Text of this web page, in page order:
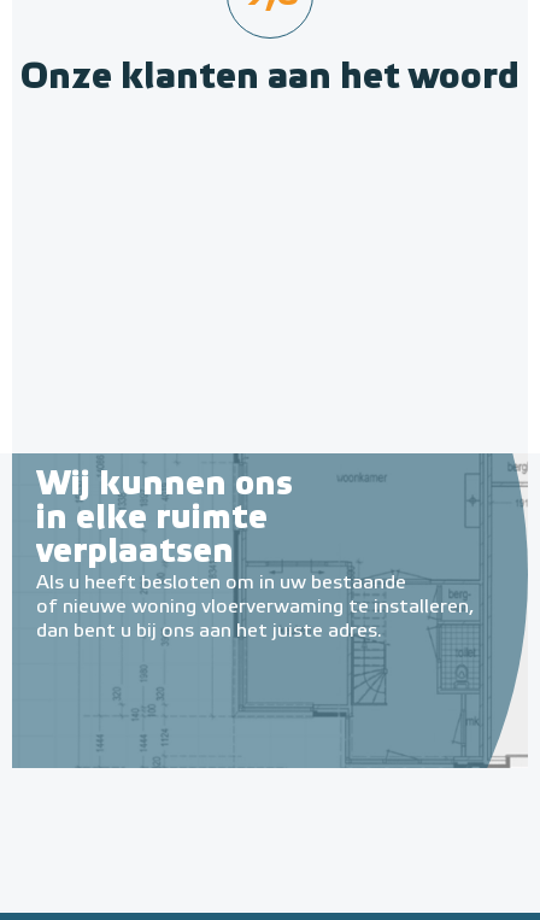
Onze klanten aan het woord
Wij kunnen ons
in elke ruimte
verplaatsen
Als u heeft besloten om in uw bestaande
of nieuwe woning vloerverwaming te installeren,
dan bent u bij ons aan het juiste adres.